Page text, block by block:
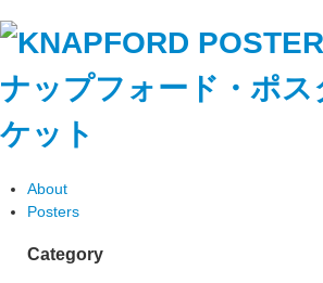
ナップフォード・ポス
ケット
About
Posters
Category